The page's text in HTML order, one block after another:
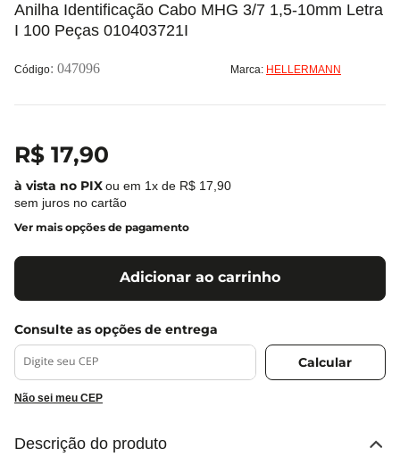
Anilha Identificação Cabo MHG 3/7 1,5-10mm Letra
I 100 Peças 010403721I
: 047096 Marca: HELLERMANN
R$ 17,90
ou em 1x de R$ 17 90
sem juros no cartão
Ver mais opções de pagamento
Adicionar ao carrinho
Não sei meu CEP
Descrição do produto
4º cabo pp